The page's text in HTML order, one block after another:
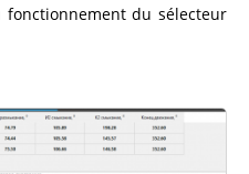
du sélecteur